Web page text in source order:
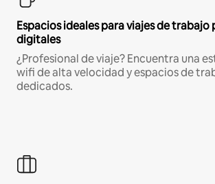
Espacios ideales para viajes de trabajo
digitales
¿Profesional de viaje? Encuentra una
wifi de alta velocidad y espacios de
dedicados.